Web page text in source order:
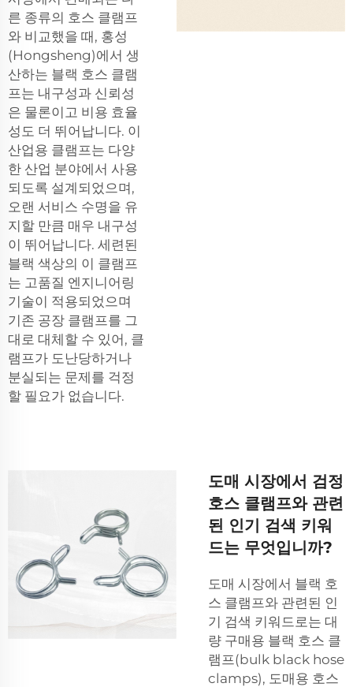
른 종류의 호스 클램프
와 비교했을 때, 홍성
(Hongsheng)에서 생
산하는 블랙 호스 클램
프는 내구성과 신뢰성
은 물론이고 비용 효율
성도 더 뛰어납니다. 이
산업용 클램프는 다양
한 산업 분야에서 사용
되도록 설계되었으며,
오랜 서비스 수명을 유
지할 만큼 매우 내구성
이 뛰어납니다. 세련된
블랙 색상의 이 클램프
는 고품질 엔지니어링
기술이 적용되었으며
기존 공장 클램프를 그
대로 대체할 수 있어, 클
램프가 도난당하거나
분실되는 문제를 걱정
할 필요가 없습니다.
도매 시장에서 검정
호스 클램프와 관련
된 인기 검색 키워
드는 무엇입니까?
도매 시장에서 블랙 호
스 클램프와 관련된 인
기 검색 키워드로는 대
량 구매용 블랙 호스 클
램프(bulk black hose
clamps), 도매용 호스